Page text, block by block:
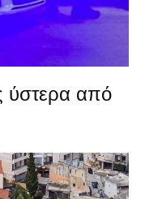
ύστερα από